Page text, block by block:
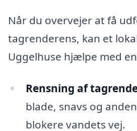
Når du overvejer at få
tagrenderens, kan et
Uggelhuse hjælpe med
Rensning af
blade, snavs og
blokere vandets vej.